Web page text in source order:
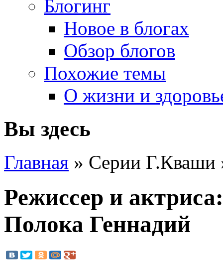
Блогинг
Новое в блогах
Обзор блогов
Похожие темы
О жизни и
Вы здесь
Главная » Серии
Режиссер и
Полока Геннадий